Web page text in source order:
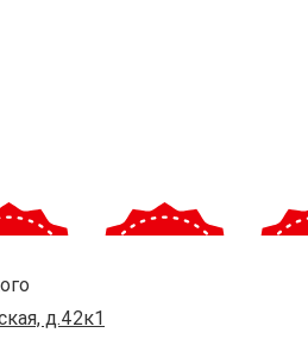
д.42к1